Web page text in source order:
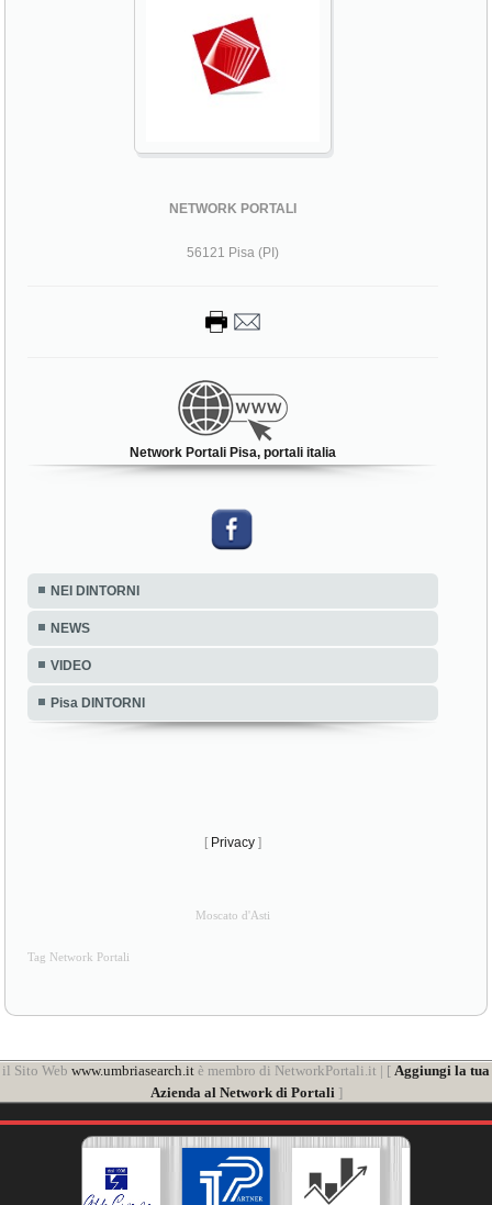
NETWORK PORTALI
56121 Pisa (PI)
Network Portali Pisa, portali italia
NEI DINTORNI
NEWS
VIDEO
Pisa DINTORNI
[ Privacy ]
Moscato d'Asti
Tag Network Portali
il Sito Web www.umbriasearch.it è membro di NetworkPortali.it | [ Aggiungi la tua
Azienda al Network di Portali]